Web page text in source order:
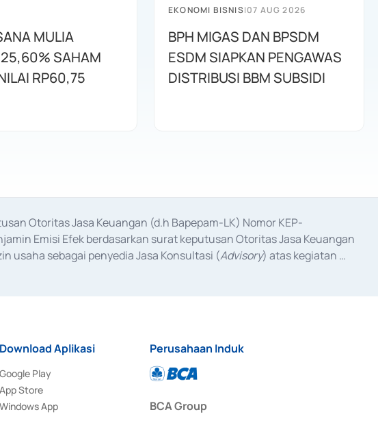
MULIA
25,60% SAHAM
RP60,75
EKONOMI BISNIS|07 AUG 2026
BPH MIGAS DAN BPSDM
ESDM SIAPKAN PENGAWAS
DISTRIBUSI BBM SUBSIDI
Otoritas Jasa Keuangan (d.h Bapepam-LK) Nomor KEP-
Emisi Efek berdasarkan surat keputusan Otoritas Jasa Keuangan
usaha sebagai penyedia Jasa Konsultasi (Advisory) atas kegiatan
Download Aplikasi
Google Play
App Store
Windows App
Perusahaan Induk
BCA Group